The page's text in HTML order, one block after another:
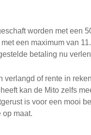
worden met een
een maximum van
betaling nu
verlangd of rente in
kan de Mito zelfs
is voor een mooi
op maat.